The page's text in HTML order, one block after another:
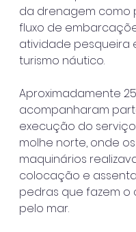
da drenagem como
fluxo de
atividade pesqueira
turismo náutico.
Aproximadamente
acompanharam
execução do
molhe norte, onde os
maquinários
colocação e
pedras que fazem o
pelo mar.